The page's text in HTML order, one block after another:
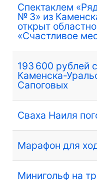
Спектаклем
№ 3» из
открыт
«Счастливое
193 600 рублей
Каменска-
Сапоговых
Сваха Наиля
Марафон для
Минигольф на